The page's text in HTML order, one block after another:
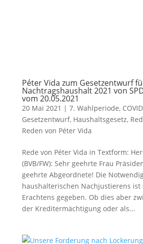
Péter Vida zum Gesetzentwurf
Nachtragshaushalt 2021 von
vom 20.05.2021
20 Mai 2021 | 7. Wahlperiode,
Gesetzentwurf, Haushaltsgesetz,
Reden von Péter Vida
Rede von Péter Vida in Textform:
(BVB/FW): Sehr geehrte Frau
geehrte Abgeordnete! Die
haushalterischen Nachjustierens ist
Erachtens gegeben. Ob dies aber
der Kreditermächtigung oder als...